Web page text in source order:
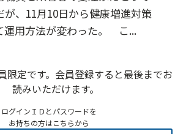
が、11月10日から健康増進対策
運用方法が変わった。 こ...
限定です。会員登録すると最後までお
読みいただけます。
ログインＩＤとパスワードを
お持ちの方はこちらから